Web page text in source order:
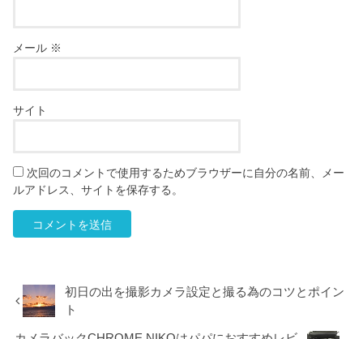
メール ※
サイト
次回のコメントで使用するためブラウザーに自分の名前、メー
ルアドレス、サイトを保存する。
初日の出を撮影カメラ設定と撮る為のコツとポイン
ト